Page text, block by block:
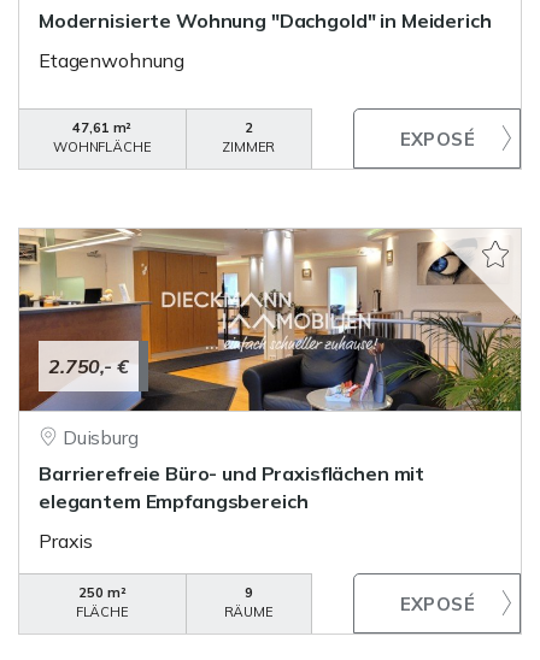
Modernisierte Wohnung "Dachgold" in Meiderich
Etagenwohnung
47,61 m²
WOHNFLÄCHE
2
ZIMMER
2.750,- €
Duisburg
Barrierefreie Büro- und Praxisflächen mit
elegantem Empfangsbereich
Praxis
250 m²
FLÄCHE
9
RÄUME